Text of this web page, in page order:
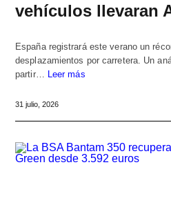
vehículos llevaran
España registrará este verano un
desplazamientos por carretera. Un
partir…
Leer más
31 julio, 2026